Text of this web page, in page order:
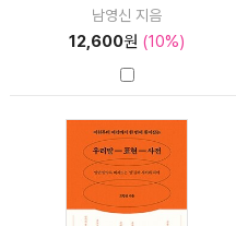
남영신 지음
12,600원 (10%)